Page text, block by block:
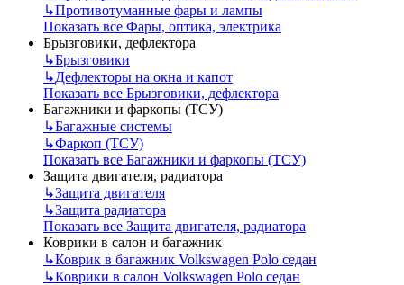
↳Противотуманные фары и лампы
Показать все Фары, оптика, электрика
Брызговики, дефлектора
↳Брызговики
↳Дефлекторы на окна и капот
Показать все Брызговики, дефлектора
Багажники и фаркопы (ТСУ)
↳Багажные системы
↳Фаркоп (ТСУ)
Показать все Багажники и фаркопы (ТСУ)
Защита двигателя, радиатора
↳Защита двигателя
↳Защита радиатора
Показать все Защита двигателя, радиатора
Коврики в салон и багажник
↳Коврик в багажник Volkswagen Polo седан
↳Коврики в салон Volkswagen Polo седан